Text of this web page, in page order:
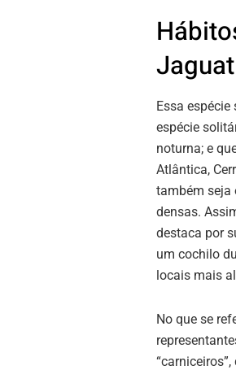
Essa espécie
espécie
noturna; e
Atlântica,
também seja
densas.
destaca por
um cochilo
locais mais
No que se